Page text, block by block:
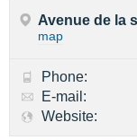
Avenue de la
map
Phone:
E-mail:
Website: